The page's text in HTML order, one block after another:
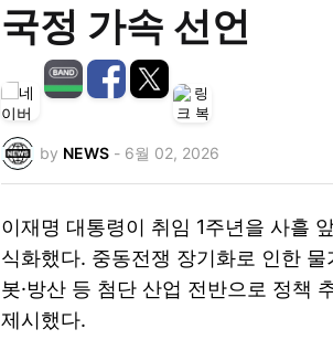
국정 가속 선언
by NEWS - 6월 02, 2026
이재명 대통령이 취임 1주년을 사흘
식화했다. 중동전쟁 장기화로 인한
봇·방산 등 첨단 산업 전반으로 정책
제시했다.